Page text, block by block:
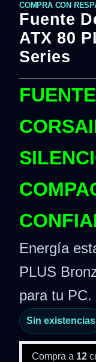
COMPRA CON
Fuente
ATX 80
Series
Energía
PLUS
para tu PC.
Sin existencias
Compra a 12